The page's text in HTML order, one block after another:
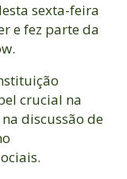
sexta-feira
e fez parte da
crucial na
discussão de